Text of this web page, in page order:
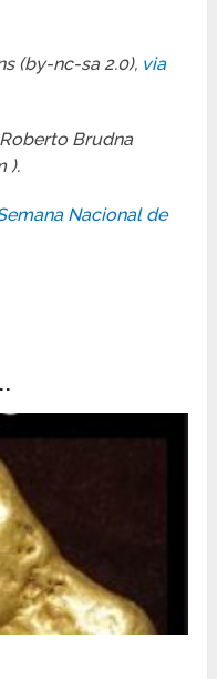
(by-nc-sa 2.0), via
Brudna
).
Nacional de